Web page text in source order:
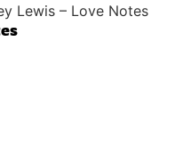
Lewis – Love Notes